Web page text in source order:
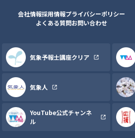
会社情報採用情報プライバシーポリシー
よくある質問お問い合わせ
気象予報士講座クリア
気象人
YouTube公式チャンネ
ル